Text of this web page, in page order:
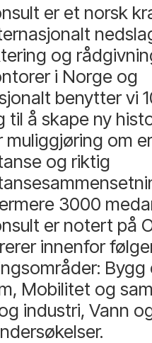
er et norsk
og
i Norge og
benytter vi
til å skape ny
muliggjøring om
og riktig
3000
er notert på
innenfor
Bygg
Mobilitet og
industri, Vann